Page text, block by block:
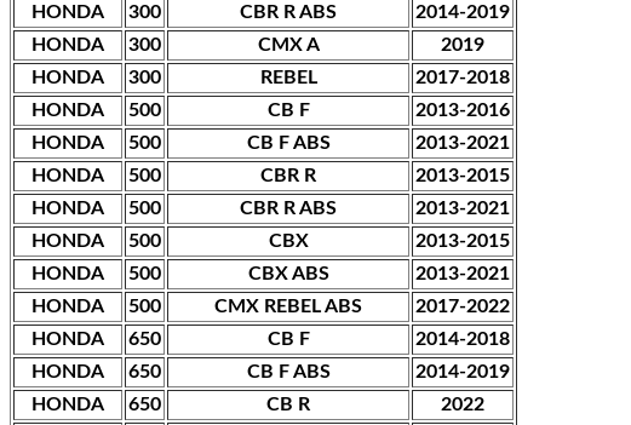
HONDA
300 CBR R ABS
2014-2019
HONDA
300 CMX A
2019
HONDA
300 REBEL
2017-2018
HONDA
500 CB F
2013-2016
HONDA
500 CB F ABS
2013-2021
HONDA
500 CBR R
2013-2015
HONDA
500 CBR R ABS
2013-2021
HONDA
500 CBX
2013-2015
HONDA
500 CBX ABS
2013-2021
HONDA
500 CMX REBEL ABS
2017-2022
HONDA
650 CB F
2014-2018
HONDA
650 CB F ABS
2014-2019
HONDA
650 CB R 2022